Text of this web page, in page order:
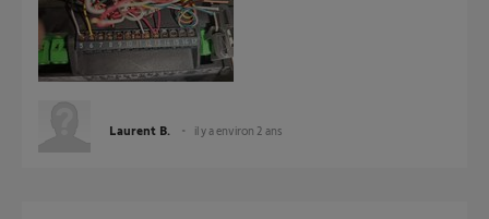
Laurent B. il y a environ 2 ans